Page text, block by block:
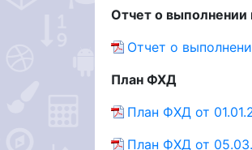
Отчет о выполнении
Отчет о
План ФХД
План ФХД от
План ФХД от